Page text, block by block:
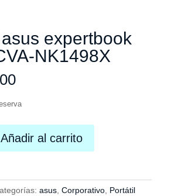
expertbook
NK1498X
Añadir al carrito
asus, Corporativo, Portátil